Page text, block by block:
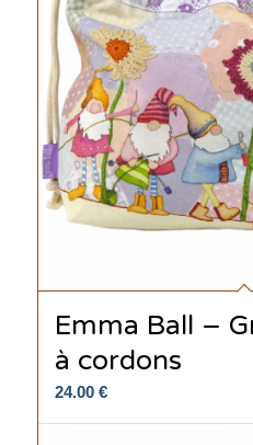
Emma Ball –
à cordons
24.00 €